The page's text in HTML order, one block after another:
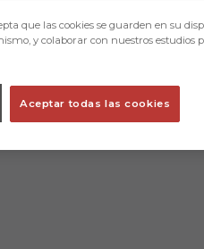
que las cookies se guarden en su
y colaborar con nuestros estudios
Aceptar todas las cookies